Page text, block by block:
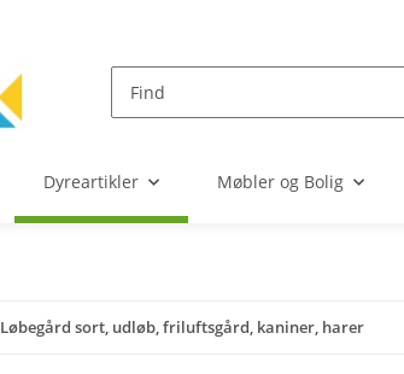
Dyreartikler Møbler og Bolig
Løbegård sort, udløb, friluftsgård, kaniner, harer